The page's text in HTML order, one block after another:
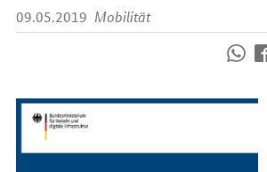
09.05.2019 Mobilität
uns
Internet